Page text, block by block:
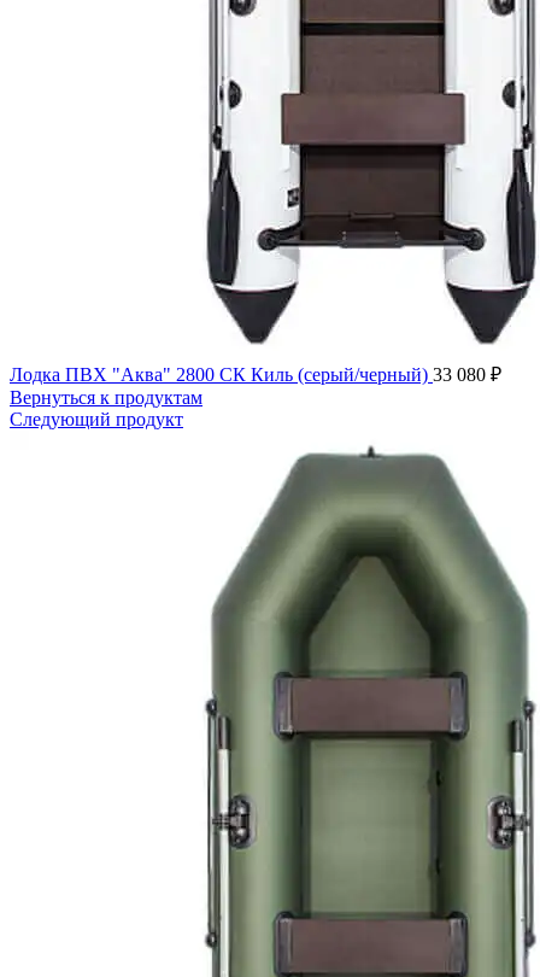
Лодка ПВХ "Аква" 2800 СК Киль (серый/черный) 33 080 ₽
Вернуться к продуктам
Следующий продукт